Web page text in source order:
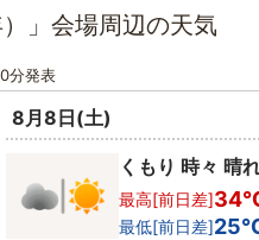
」会場周辺の天気
分発表
8月8日(土)
くもり 時々 晴
最高[前日差]
最低[前日差]